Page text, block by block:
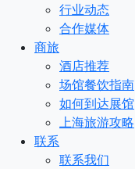
行业动态
合作媒体
商旅
酒店推荐
场馆餐饮指南
如何到达展馆
上海旅游攻略
联系
联系我们